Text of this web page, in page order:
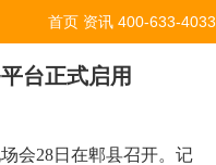
首页 资讯 400-633-4033
台正式启用
会28日在郫县召开。记